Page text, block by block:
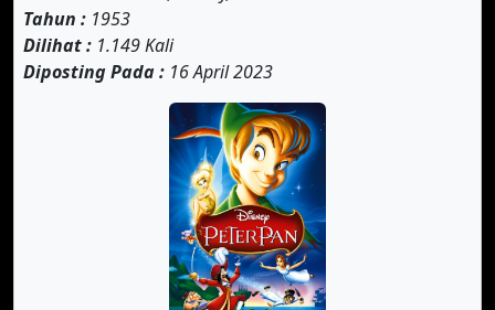
Tahun : 1953
Dilihat : 1.149 Kali
Diposting Pada : 16 April 2023